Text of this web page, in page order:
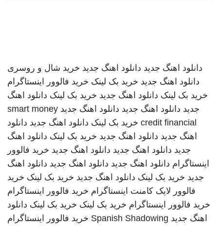
دانلود اهنگ جدید دانلود اهنگ جدید خرید شال و روسری
دانلود اهنگ جدید خرید بک لینک خرید فالوور اینستاگرام
خرید بک لینک دانلود اهنگ جدید خرید بک لینک دانلود اهنگ
جدید دانلود اهنگ جدید دانلود اهنگ جدید smart money
credit financial خرید بک لینک دانلود اهنگ جدید دانلود
اهنگ جدید دانلود اهنگ جدید خرید بک لینک دانلود اهنگ
جدید دانلود اهنگ جدید دانلود اهنگ جدید خرید فالوور
اینستاگرام دانلود اهنگ جدید دانلود اهنگ جدید دانلود اهنگ
جدید خرید بک لینک دانلود اهنگ جدید خرید بک لینک خرید
فالوور لایک کامنت اینستاگرام خرید فالوور اینستاگرام
خرید فالوور اینستاگرام خرید بک لینک خرید بک لینک دانلود
اهنگ جدید Spanish Shadowing خرید فالوور اینستاگرام